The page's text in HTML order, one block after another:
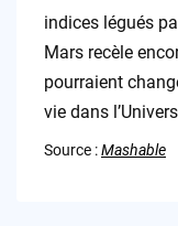
indices légués
Mars recèle
pourraient
vie dans
Source :Mashable